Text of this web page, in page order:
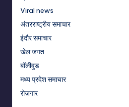
Viral news
अंतरराष्ट्रीय समाचार
इंदौर समाचार
खेल जगत
बॉलीवुड
मध्य प्रदेश समाचार
रोज़गार